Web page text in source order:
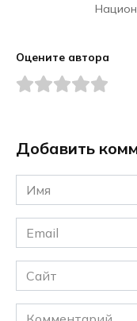
Оцените автора
Добавить
Имя
*
Email
*
Сайт
Комментарий